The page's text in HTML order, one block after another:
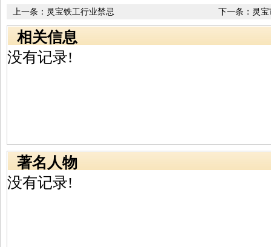
下一条： 灵
上一条： 灵宝铁工行业禁忌
相关信息
没有记录!
著名人物
没有记录!